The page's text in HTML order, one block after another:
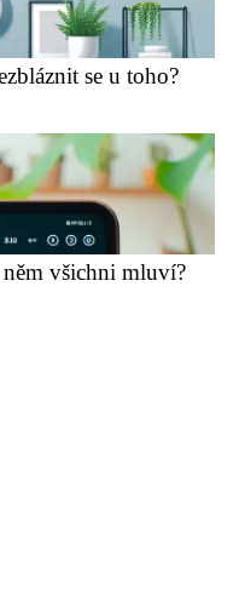
se u toho?
všichni mluví?